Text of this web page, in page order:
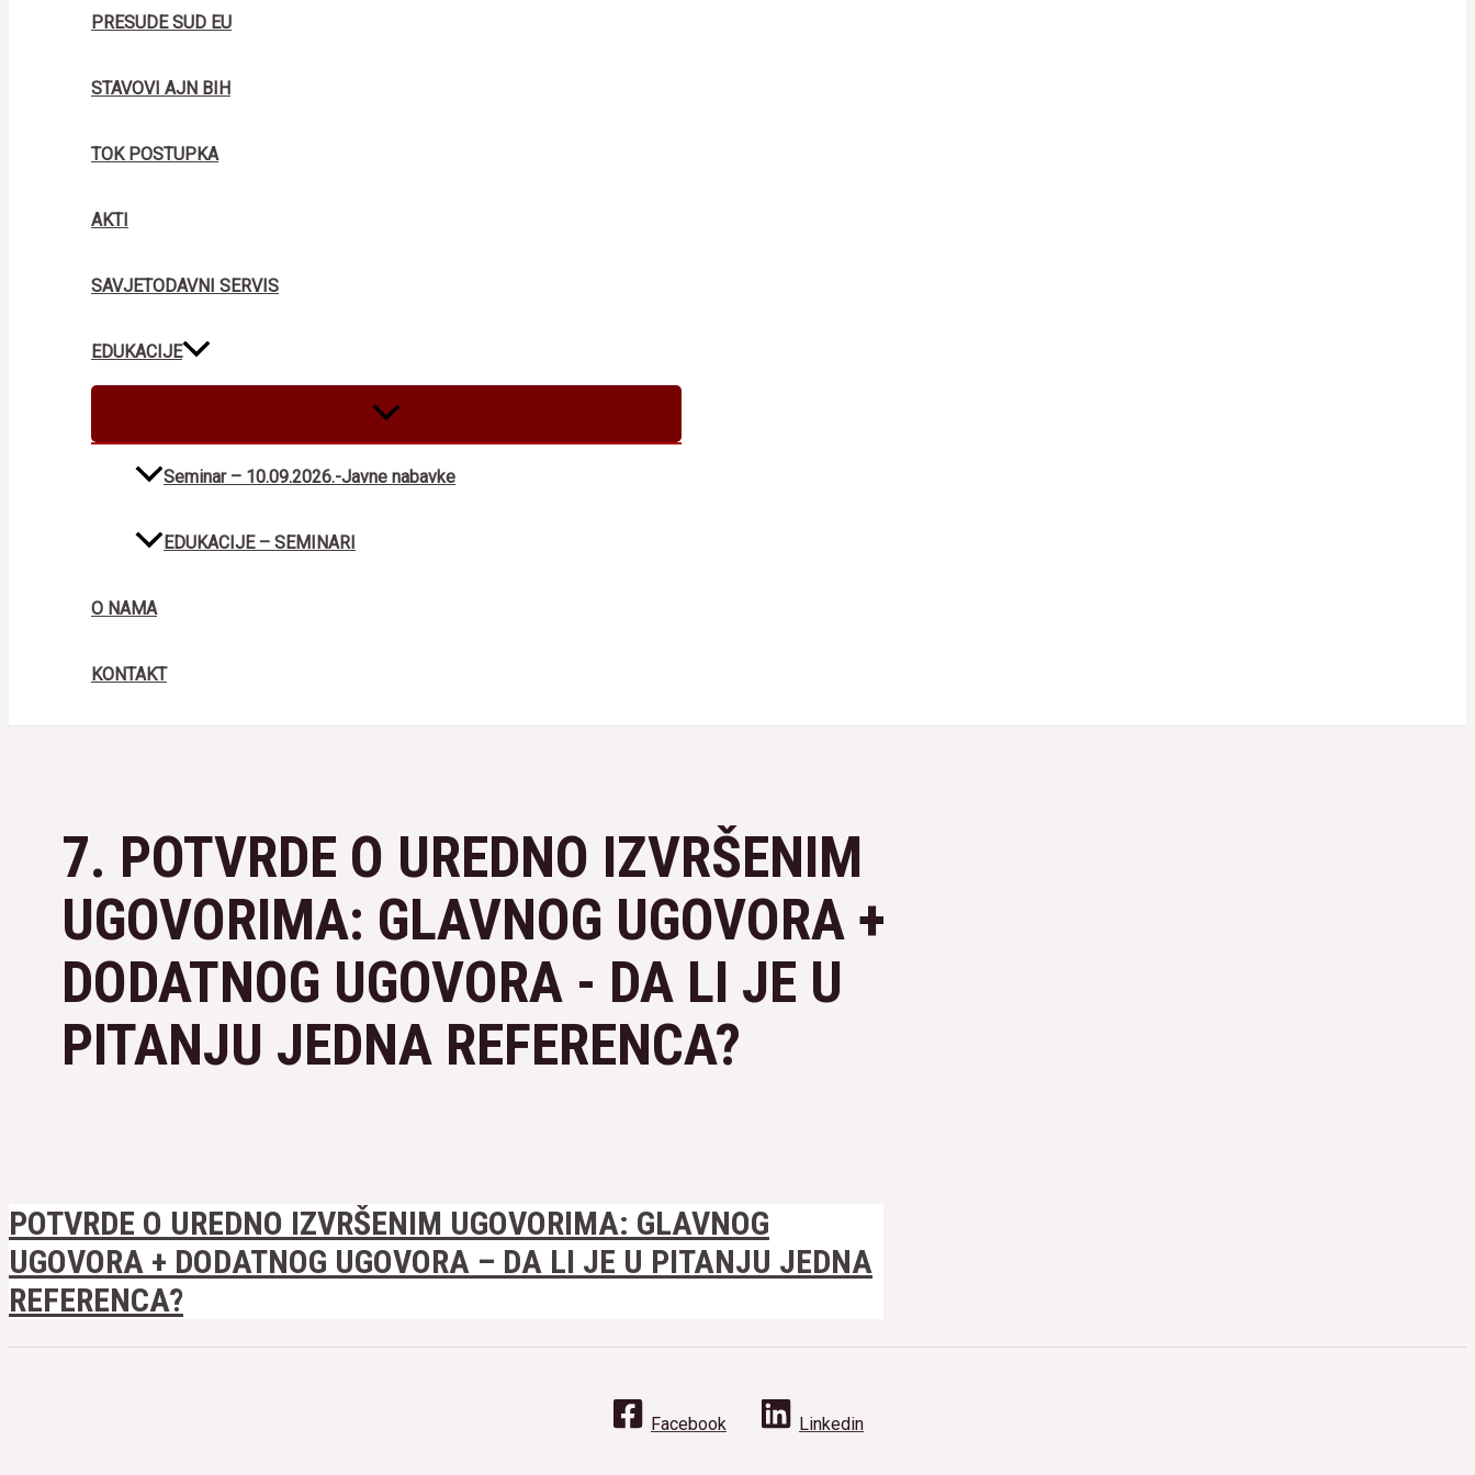
PRESUDE SUD EU
STAVOVI AJN BIH
TOK POSTUPKA
AKTI
SAVJETODAVNI SERVIS
EDUKACIJE
MENU
TOGGLE
Seminar – 10.09.2026.-Javne nabavke
EDUKACIJE – SEMINARI
O NAMA
KONTAKT
7. POTVRDE O UREDNO IZVRŠENIM
UGOVORIMA: GLAVNOG UGOVORA +
DODATNOG UGOVORA - DA LI JE U
PITANJU JEDNA REFERENCA?
POTVRDE O UREDNO IZVRŠENIM UGOVORIMA: GLAVNOG
UGOVORA + DODATNOG UGOVORA – DA LI JE U PITANJU JEDNA
REFERENCA?
Facebook Linkedin